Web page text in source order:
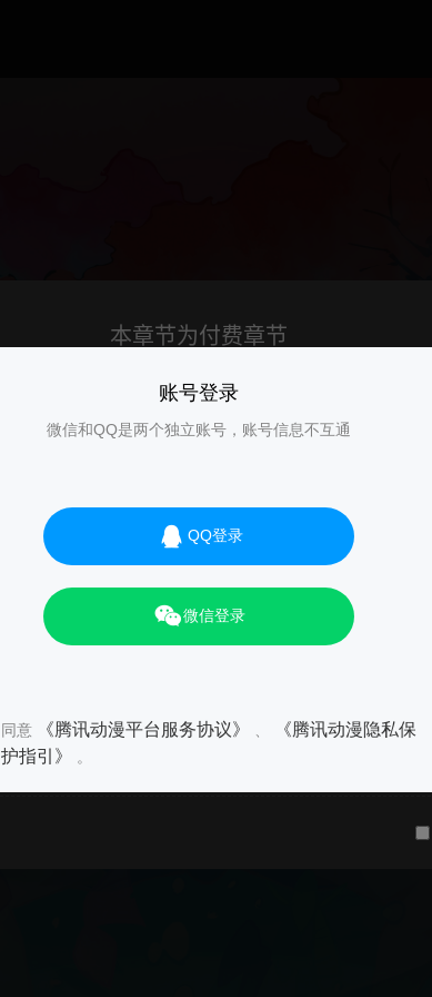
账号登录
微信和QQ是两个独立账号，账号信息不互通
QQ登录
微信登录
同意 《腾讯动漫平台服务协议》
《腾讯动漫隐私保
护指引》
。